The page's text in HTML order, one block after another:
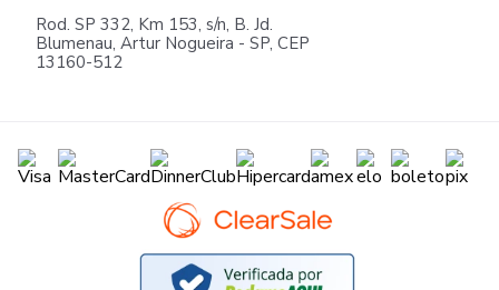
Rod. SP 332, Km 153, s/n, B. Jd.
Blumenau, Artur Nogueira - SP, CEP
13160-512